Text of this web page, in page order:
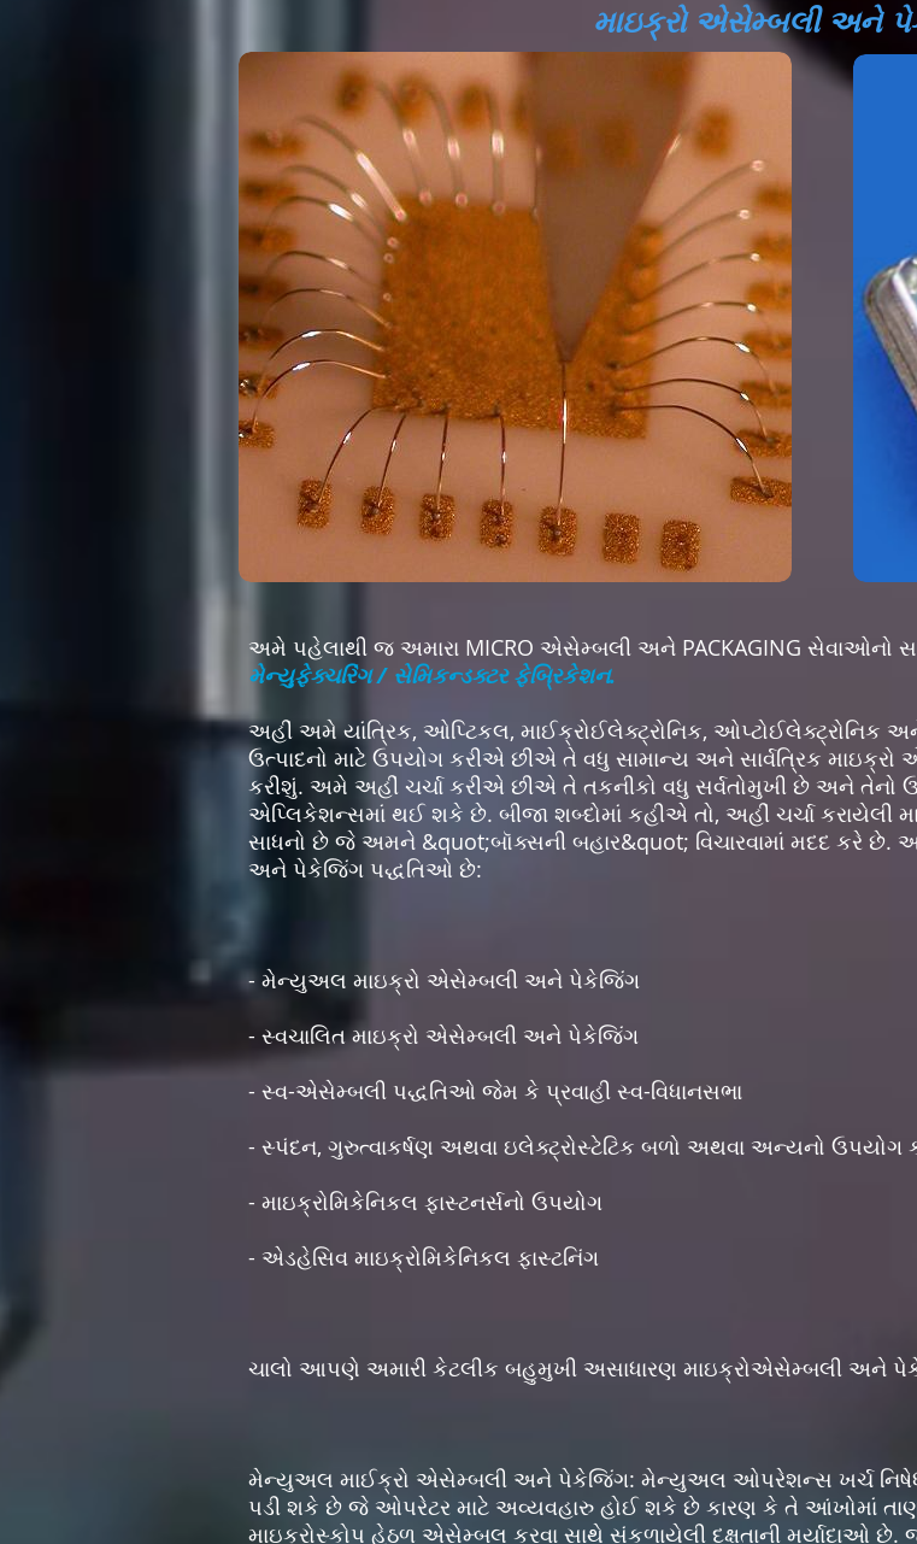
માઇક્રો એસેમ્બલી અને
અમે પહેલાથી જ અમારા MICRO એસેમ્બલી અને PACKAGING સેવાઓનો
મેન્યુફેક્ચરિંગ / સેમિકન્ડક્ટર ફેબ્રિકેશન.
અહીં અમે યાંત્રિક, ઓપ્ટિકલ, માઈક્રોઈલેક્ટ્રોનિક, ઓપ્ટોઈલેક્ટ્રોનિક
ઉત્પાદનો માટે ઉપયોગ કરીએ છીએ તે વધુ સામાન્ય અને સાર્વત્રિક
કરીશું. અમે અહીં ચર્ચા કરીએ છીએ તે તકનીકો વધુ સર્વતોમુખી છે અને
એપ્લિકેશન્સમાં થઈ શકે છે. બીજા શબ્દોમાં કહીએ તો, અહીં ચર્ચા કરાયેલી
સાધનો છે જે અમને &quot;બૉક્સની બહાર&quot; વિચારવામાં મદદ કરે છે.
અને પેકેજિંગ પદ્ધતિઓ છે:
- મેન્યુઅલ માઇક્રો એસેમ્બલી અને પેકેજિંગ
- સ્વચાલિત માઇક્રો એસેમ્બલી અને પેકેજિંગ
- સ્વ-એસેમ્બલી પદ્ધતિઓ જેમ કે પ્રવાહી સ્વ-વિધાનસભા
- સ્પંદન, ગુરુત્વાકર્ષણ અથવા ઇલેક્ટ્રોસ્ટેટિક બળો અથવા અન્યનો ઉપયોગ
- માઇક્રોમિકેનિકલ ફાસ્ટનર્સનો ઉપયોગ
- એડહેસિવ માઇક્રોમિકેનિકલ ફાસ્ટનિંગ
ચાલો આપણે અમારી કેટલીક બહુમુખી અસાધારણ માઇક્રોએસેમ્બલી અને
મેન્યુઅલ માઈક્રો એસેમ્બલી અને પેકેજિંગ: મેન્યુઅલ ઓપરેશન્સ ખર્ચ
પડી શકે છે જે ઓપરેટર માટે અવ્યવહારુ હોઈ શકે છે કારણ કે તે આંખોમાં
માઇક્રોસ્કોપ હેઠળ એસેમ્બલ કરવા સાથે સંકળાયેલી દક્ષતાની મર્યાદાઓ